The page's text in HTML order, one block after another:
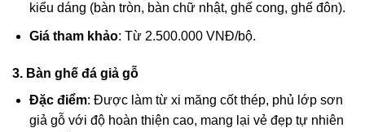
kiểu dáng (bàn tròn, bàn chữ nhật, ghế cong, ghế đôn).
Giá tham khảo: Từ 2.500.000 VNĐ/bộ.
3. Bàn ghế đá giả gỗ
Đặc điểm: Được làm từ xi măng cốt thép, phủ lớp sơn
giả gỗ với độ hoàn thiện cao, mang lại vẻ đẹp tự nhiên